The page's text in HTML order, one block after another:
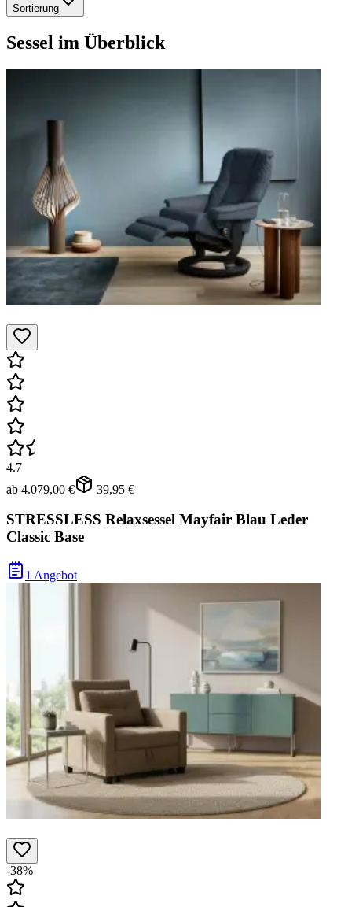
Sortierung
Sessel im Überblick
4.7
ab 4.079,00 € 39,95 €
STRESSLESS Relaxsessel Mayfair Blau Leder
Classic Base
1 Angebot
-38%